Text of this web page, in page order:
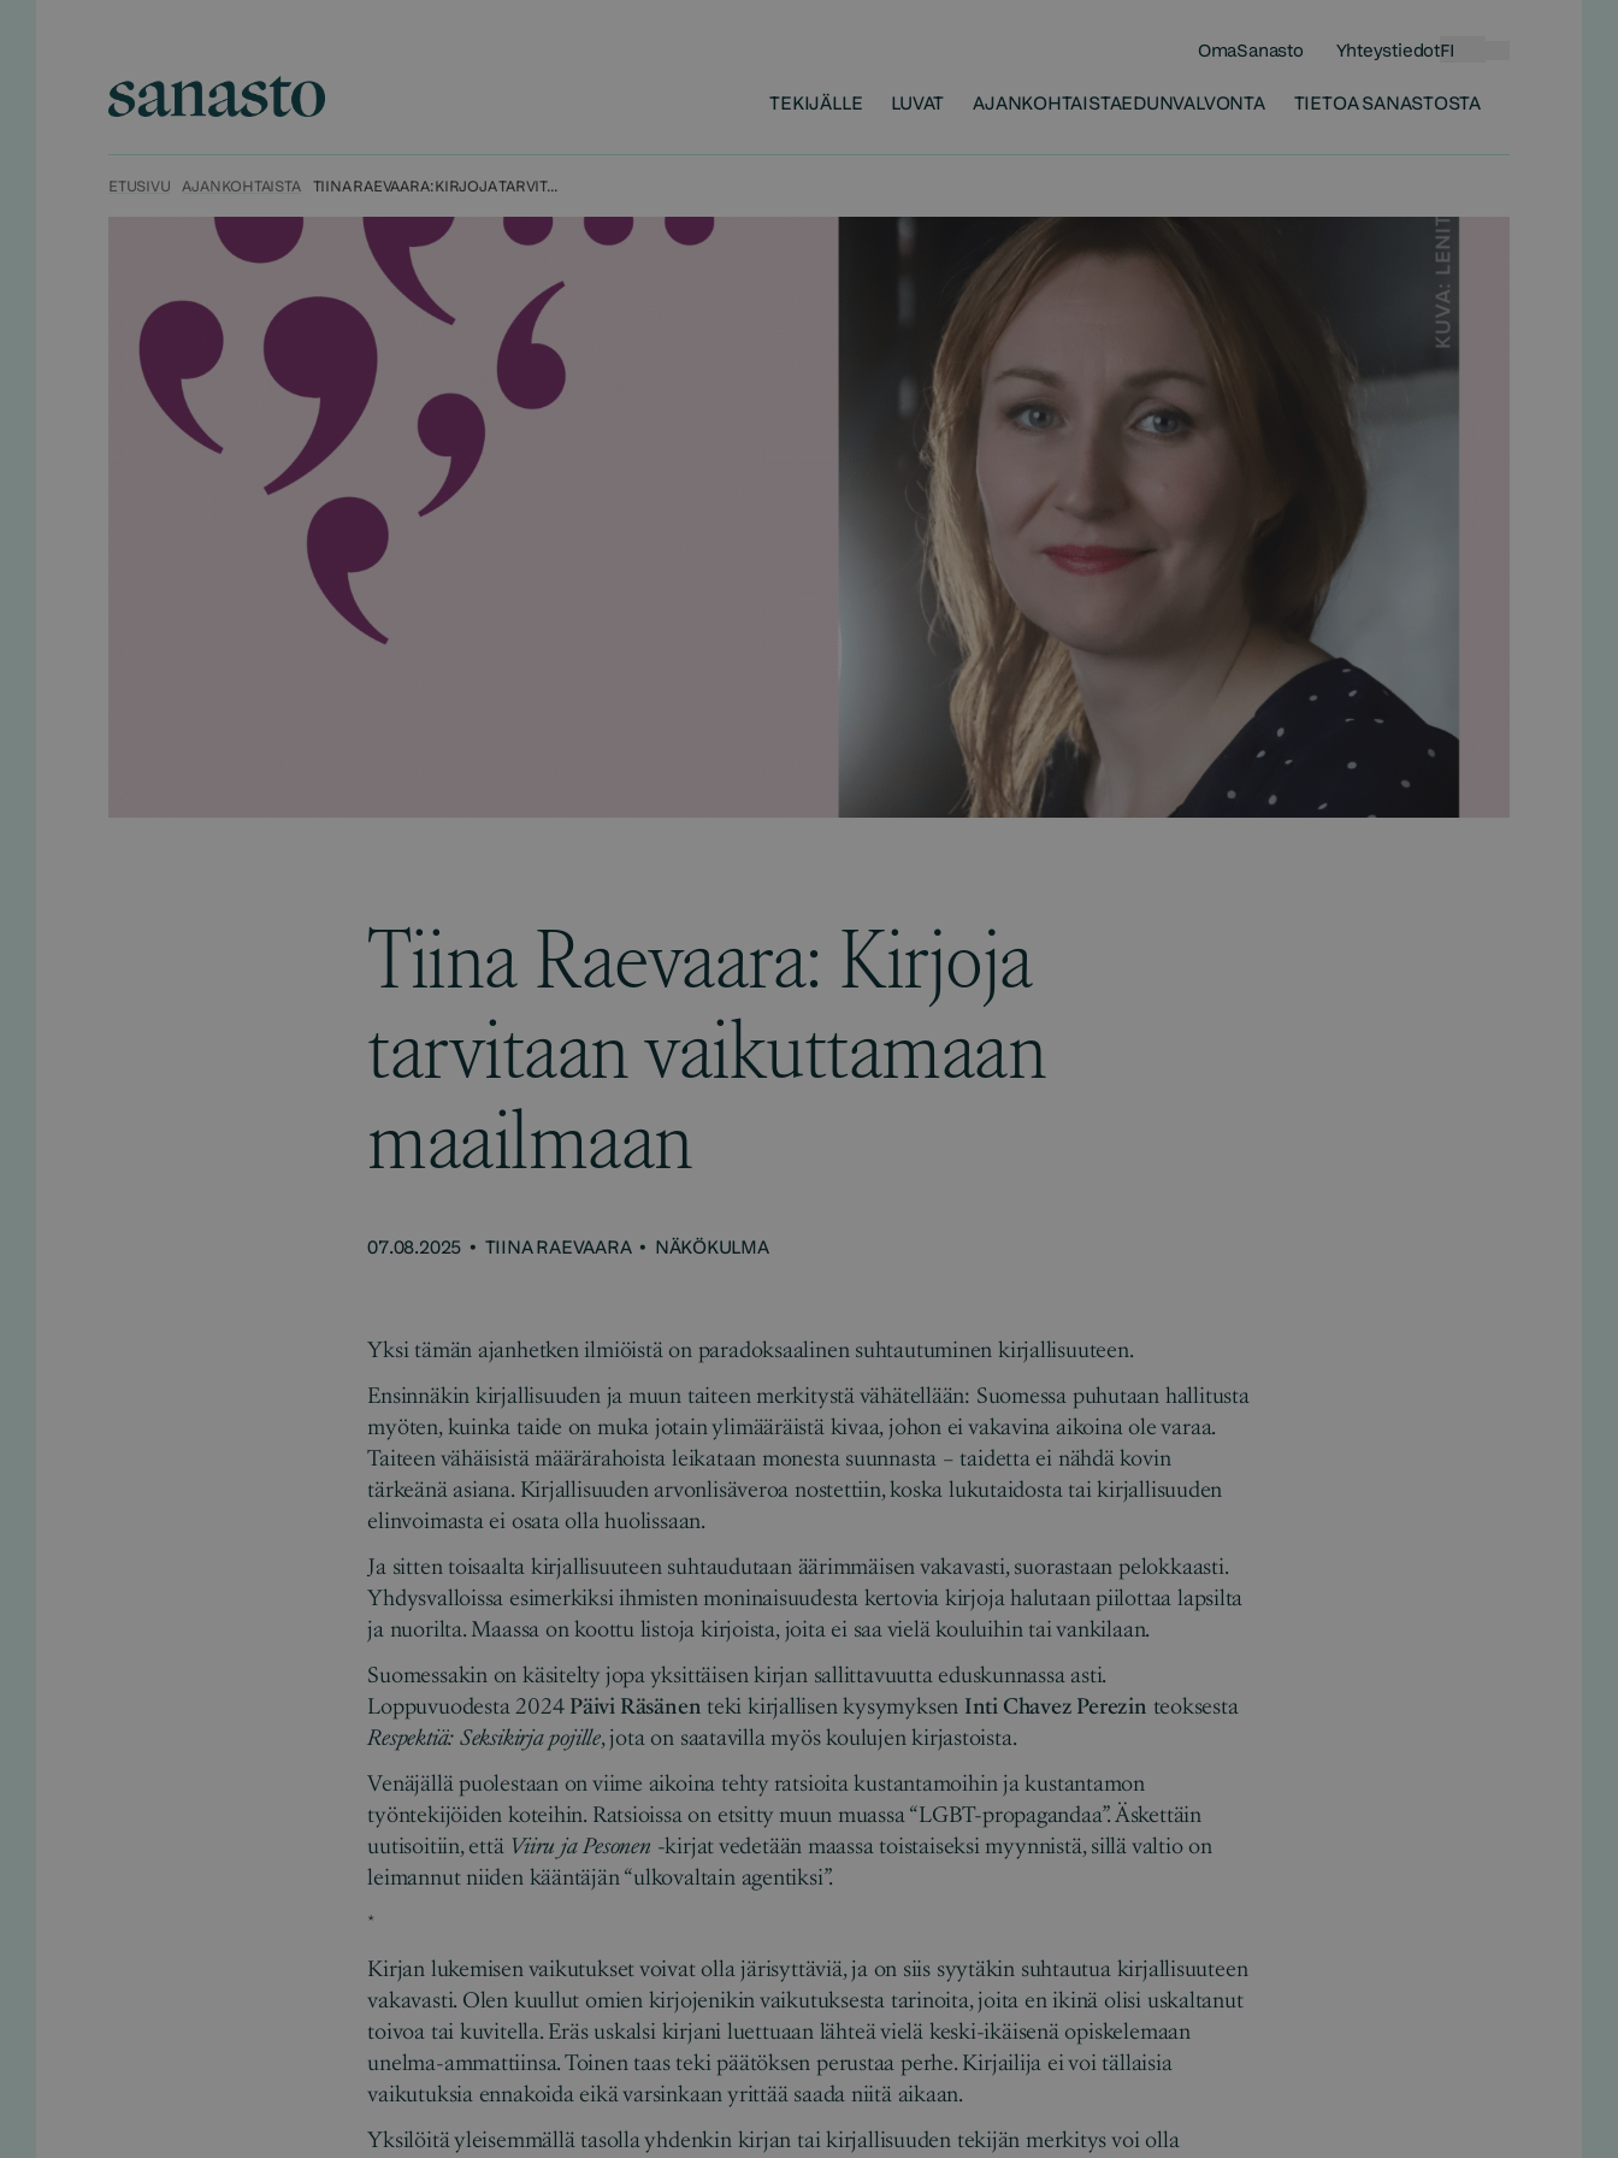
OmaSanasto YhteystiedotFI
TEKIJÄLLE LUVAT AJANKOHTAISTAEDUNVALVONTA TIETOA SANASTOSTA
ETUSIVU AJANKOHTAISTA TIINA RAEVAARA: KIRJOJA TARVITAAN VAIKUTTAMAAN MAAILMAAN
Tiina Raevaara: Kirjoja
tarvitaan vaikuttamaan
maailmaan
07.08.2025 • TIINA RAEVAARA • NÄKÖKULMA
Yksi tämän ajanhetken ilmiöistä on paradoksaalinen suhtautuminen kirjallisuuteen.
Ensinnäkin kirjallisuuden ja muun taiteen merkitystä vähätellään: Suomessa puhutaan hallitusta
myöten, kuinka taide on muka jotain ylimääräistä kivaa, johon ei vakavina aikoina ole varaa.
Taiteen vähäisistä määrärahoista leikataan monesta suunnasta – taidetta ei nähdä kovin
tärkeänä asiana. Kirjallisuuden arvonlisäveroa nostettiin, koska lukutaidosta tai kirjallisuuden
elinvoimasta ei osata olla huolissaan.
Ja sitten toisaalta kirjallisuuteen suhtaudutaan äärimmäisen vakavasti, suorastaan pelokkaasti.
Yhdysvalloissa esimerkiksi ihmisten moninaisuudesta kertovia kirjoja halutaan piilottaa lapsilta
ja nuorilta. Maassa on koottu listoja kirjoista, joita ei saa vielä kouluihin tai vankilaan.
Suomessakin on käsitelty jopa yksittäisen kirjan sallittavuutta eduskunnassa asti.
Loppuvuodesta 2024 Päivi Räsänen teki kirjallisen kysymyksen Inti Chavez Perezin teoksesta
Respektiä: Seksikirja pojille, jota on saatavilla myös koulujen kirjastoista.
Venäjällä puolestaan on viime aikoina tehty ratsioita kustantamoihin ja kustantamon
työntekijöiden koteihin. Ratsioissa on etsitty muun muassa “LGBT-propagandaa”. Äskettäin
uutisoitiin, että Viiru ja Pesonen -kirjat vedetään maassa toistaiseksi myynnistä, sillä valtio on
leimannut niiden kääntäjän “ulkovaltain agentiksi”.
*
Kirjan lukemisen vaikutukset voivat olla järisyttäviä, ja on siis syytäkin suhtautua kirjallisuuteen
vakavasti. Olen kuullut omien kirjojenikin vaikutuksesta tarinoita, joita en ikinä olisi uskaltanut
toivoa tai kuvitella. Eräs uskalsi kirjani luettuaan lähteä vielä keski-ikäisenä opiskelemaan
unelma-ammattiinsa. Toinen taas teki päätöksen perustaa perhe. Kirjailija ei voi tällaisia
vaikutuksia ennakoida eikä varsinkaan yrittää saada niitä aikaan.
Yksilöitä yleisemmällä tasolla yhdenkin kirjan tai kirjallisuuden tekijän merkitys voi olla